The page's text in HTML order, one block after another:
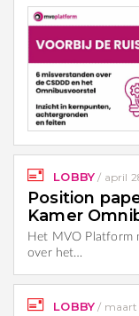
LOBBY / april
Position
Kamer
Het MVO Platform
over het…
LOBBY / maart